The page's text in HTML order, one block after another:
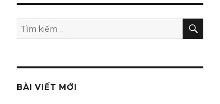
ở
Tìm
kiếm:
TÌM
BÀI VIẾT MỚI